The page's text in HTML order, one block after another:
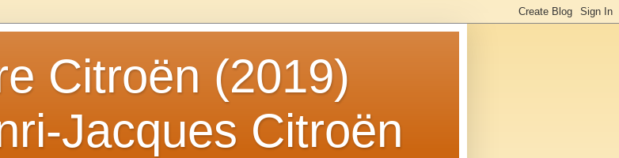
Citroën (2019)
Jacques Citroën